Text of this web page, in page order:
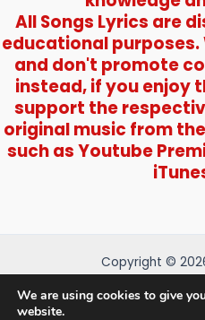
All Songs Lyrics are
educational
and don't promote
instead, if you enjoy
support the
original music from
such as Youtube
Copyright ©
We are using cookies to give
website.